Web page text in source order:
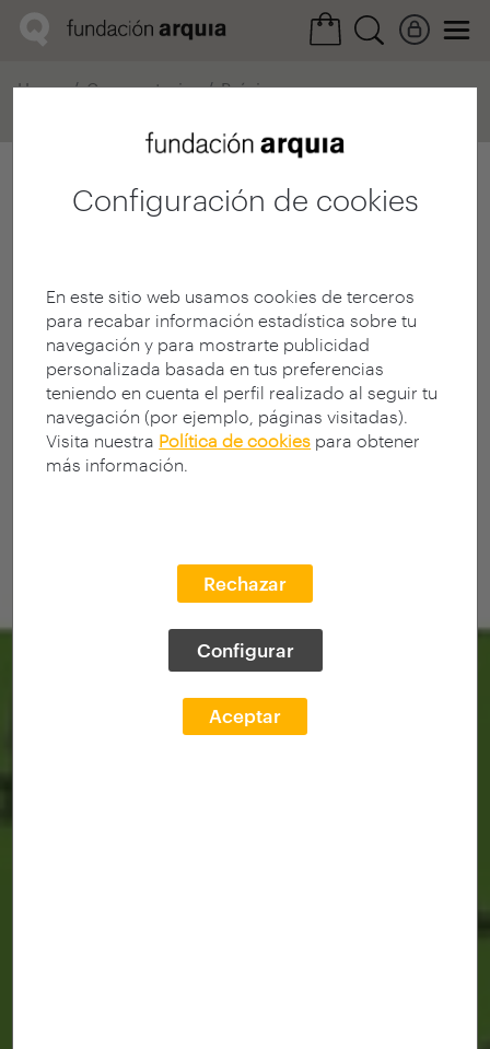
Configuración de cookies
En este sitio web usamos cookies de terceros
para recabar información estadística sobre tu
navegación y para mostrarte publicidad
personalizada basada en tus preferencias
teniendo en cuenta el perfil realizado al seguir tu
navegación (por ejemplo, páginas visitadas).
Visita nuestra Política de cookies para obtener
más información.
Rechazar
Configurar
Aceptar
Home Convocatorias
Próxima